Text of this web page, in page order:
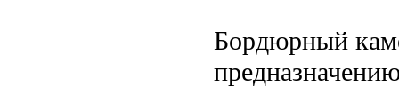
Бордюрный